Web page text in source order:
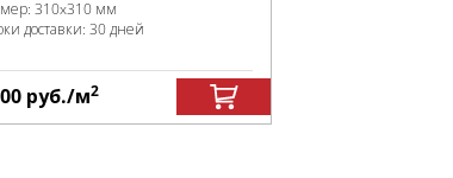
310x310 мм
доставки: 30 дней
руб./м2